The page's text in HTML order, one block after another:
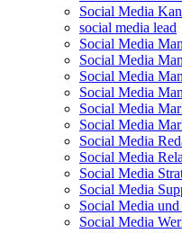
Social Media
social media lead
Social Media
Social Media
Social Media
Social Media
Social Media
Social Media
Social Media
Social Media
Social Media
Social Media
Social Media
Social Media